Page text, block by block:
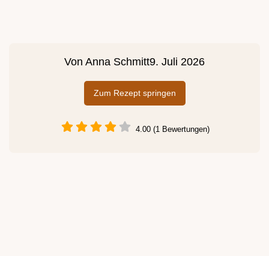
Von Anna Schmitt9. Juli 2026
Zum Rezept springen
4.00 (1 Bewertungen)